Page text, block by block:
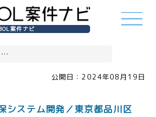
案件ナビ
システムエンジニア(SE)(一覧)
公開日： 2024年08月19日
システム開発／東京都品川区